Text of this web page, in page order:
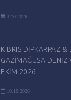
3.10.2026
KIBRIS DİPKARPAZ &
GAZİMAĞUSA DENİZ
EKİM 2026
10.10.2026